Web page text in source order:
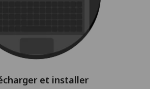
et installer